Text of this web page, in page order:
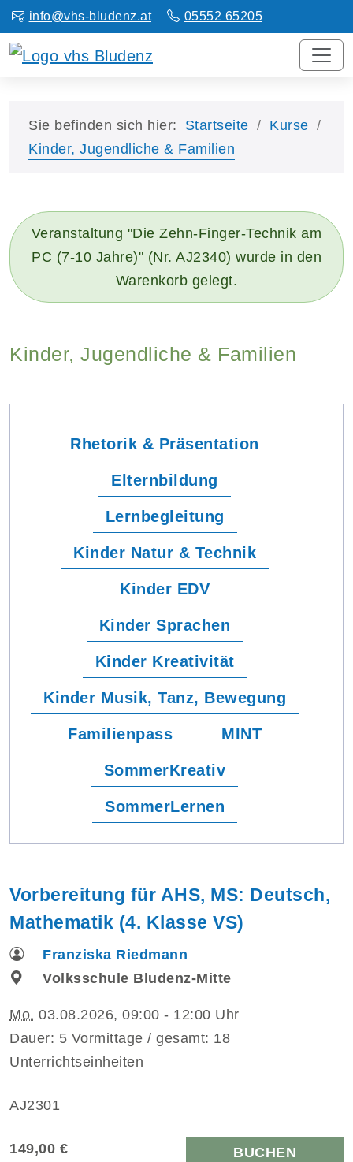
info@vhs-bludenz.at 05552 65205
Sie befinden sich hier: Startseite
Kurse
Kinder, Jugendliche & Familien
Veranstaltung "Die Zehn-Finger-Technik am
PC (7-10 Jahre)" (Nr. AJ2340) wurde in den
Warenkorb gelegt.
Kinder, Jugendliche & Familien
Rhetorik & Präsentation
Elternbildung
Lernbegleitung
Kinder Natur & Technik
Kinder EDV
Kinder Sprachen
Kinder Kreativität
Kinder Musik, Tanz, Bewegung
Familienpass MINT
SommerKreativ
SommerLernen
Vorbereitung für AHS, MS: Deutsch,
Mathematik (4. Klasse VS)
Franziska Riedmann
Volksschule Bludenz-Mitte
Mo. 03.08.2026, 09:00 - 12:00 Uhr
Dauer: 5 Vormittage / gesamt: 18
Unterrichtseinheiten
AJ2301
149,00 € BUCHEN